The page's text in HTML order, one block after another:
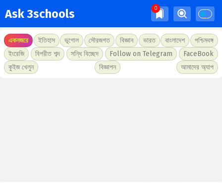
Ask 3schools
একনজরে ইতিহাস ভূগোল সৌরজগত বিজ্ঞান ভারত বাংলাদেশ
পশ্চিমবঙ্গ
ইংরেজি
বিপরীত শব্দ সন্ধি বিচ্ছেদ Follow on Telegram
FaceBook
কুইজ খেলুন
বিজ্ঞাপন আমাদের অ্যাপ